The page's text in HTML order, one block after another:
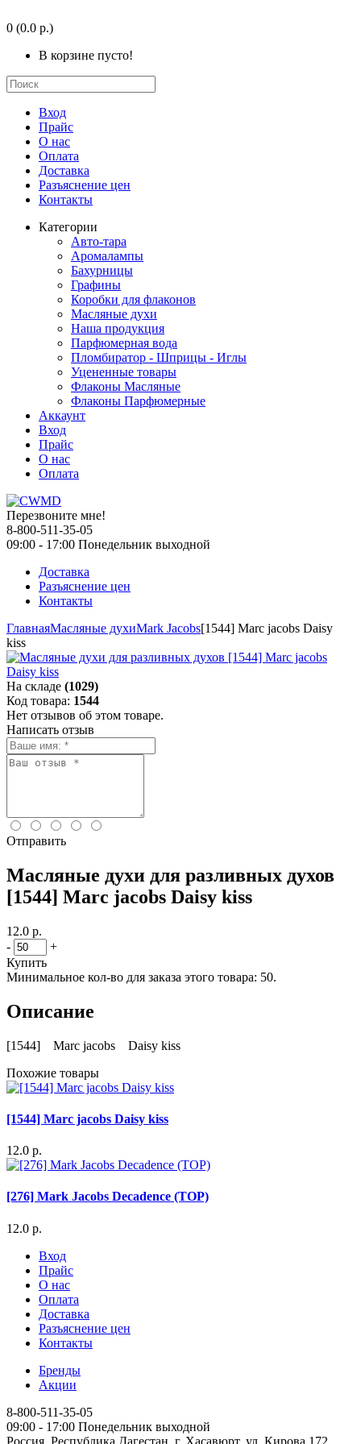
0 (0.0 р.)
В корзине пусто!
Вход
Прайс
О нас
Оплата
Доставка
Разъяснение цен
Контакты
Категории
Авто-тара
Аромалампы
Бахурницы
Графины
Коробки для флаконов
Масляные духи
Наша продукция
Парфюмерная вода
Пломбиратор - Шприцы - Иглы
Уцененные товары
Флаконы Масляные
Флаконы Парфюмерные
Аккаунт
Вход
Прайс
О нас
Оплата
Перезвоните мне!
8-800-511-35-05
09:00 - 17:00 Понедельник выходной
Доставка
Разъяснение цен
Контакты
ГлавнаяМасляные духиMark Jacobs[1544] Marc jacobs Daisy
kiss
На складе (1029)
Код товара: 1544
Нет отзывов об этом товаре.
Написать отзыв
Отправить
Масляные духи для разливных духов
[1544] Marc jacobs Daisy kiss
12.0 р.
-
+
Купить
Минимальное кол-во для заказа этого товара: 50.
Описание
[1544] Marc jacobs Daisy kiss
Похожие товары
[1544] Marc jacobs Daisy kiss
12.0 р.
[276] Mark Jacobs Decadence (TOP)
12.0 р.
Вход
Прайс
О нас
Оплата
Доставка
Разъяснение цен
Контакты
Бренды
Акции
8-800-511-35-05
09:00 - 17:00 Понедельник выходной
Россия, Республика Дагестан, г. Хасавюрт, ул. Кирова 172